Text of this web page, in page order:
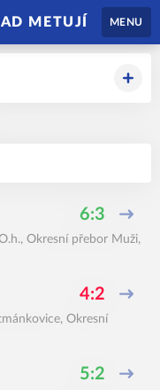
METUJÍ MENU
6:3
, Okresní přebor Muži,
4:2
, Okresní
5:2